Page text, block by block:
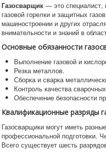
Газосварщик — это специалист,
газовой горелки и защитных
машиностроении и других
внимательности и знаний в
Основные обязанности
Выполнение газовой и
Резка металлов.
Сборка и сварка
Контроль качества
Обеспечение безопасности
Квалификационные разряды
Газосварщики могут иметь
профессиональной подготовки.
Всего существует шесть